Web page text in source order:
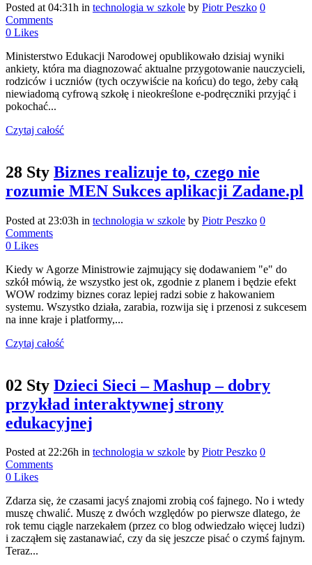
Posted at 04:31h in technologia w szkole by Piotr Peszko 0
Comments
0 Likes
Ministerstwo Edukacji Narodowej opublikowało dzisiaj wyniki
ankiety, która ma diagnozować aktualne przygotowanie nauczycieli,
rodziców i uczniów (tych oczywiście na końcu) do tego, żeby całą
niewiadomą cyfrową szkołę i nieokreślone e-podręczniki przyjąć i
pokochać...
Czytaj całość
28 Sty Biznes realizuje to, czego nie
rozumie MEN Sukces aplikacji Zadane.pl
Posted at 23:03h in technologia w szkole by Piotr Peszko 0
Comments
0 Likes
Kiedy w Agorze Ministrowie zajmujący się dodawaniem "e" do
szkół mówią, że wszystko jest ok, zgodnie z planem i będzie efekt
WOW rodzimy biznes coraz lepiej radzi sobie z hakowaniem
systemu. Wszystko działa, zarabia, rozwija się i przenosi z sukcesem
na inne kraje i platformy,...
Czytaj całość
02 Sty Dzieci Sieci – Mashup – dobry
przykład interaktywnej strony
edukacyjnej
Posted at 22:26h in technologia w szkole by Piotr Peszko 0
Comments
0 Likes
Zdarza się, że czasami jacyś znajomi zrobią coś fajnego. No i wtedy
muszę chwalić. Muszę z dwóch względów po pierwsze dlatego, że
rok temu ciągle narzekałem (przez co blog odwiedzało więcej ludzi)
i zacząłem się zastanawiać, czy da się jeszcze pisać o czymś fajnym.
Teraz...